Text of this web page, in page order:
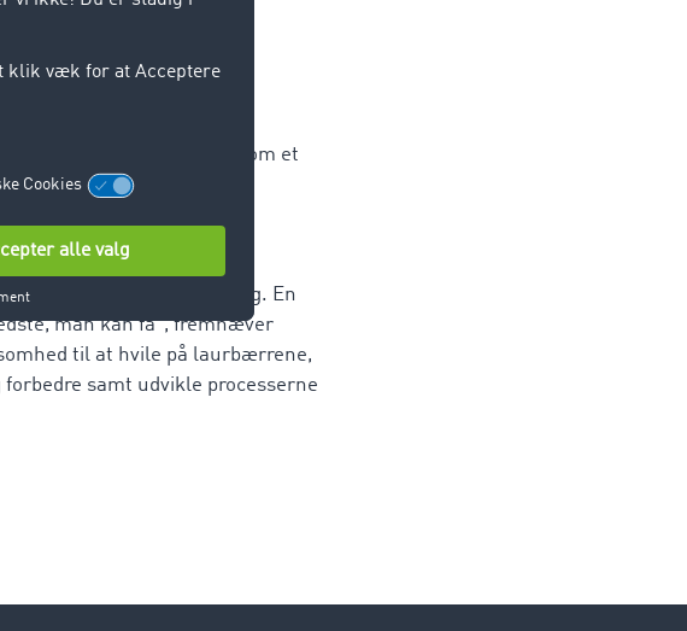
indsats i udviklingen af
det daglige arbejde i
af juni relancerede TimoCom et
læsere, som vælger vores
kapacitet og fragtformidling. En
man kan få", fremhæver
til at hvile på laurbærrene,
samt udvikle processerne